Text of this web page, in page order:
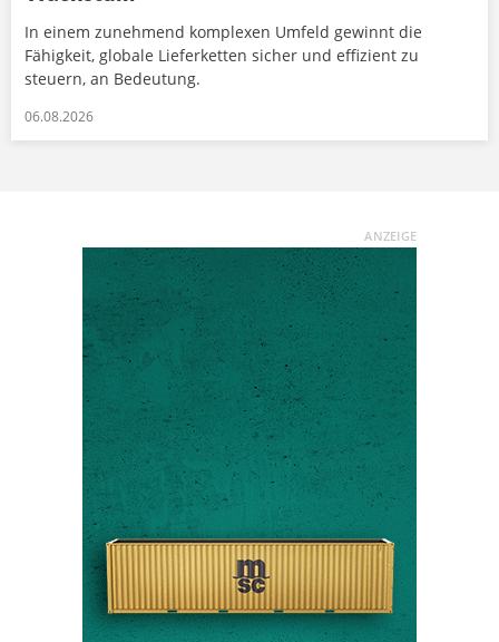
In einem zunehmend komplexen Umfeld gewinnt die
Fähigkeit, globale Lieferketten sicher und effizient zu
steuern, an Bedeutung.
06.08.2026
ANZEIGE